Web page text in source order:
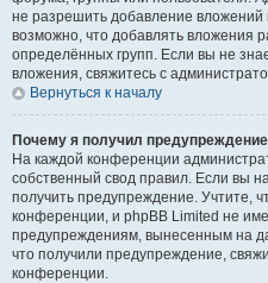
не разрешить добавление
возможно, что добавлять вложения
определённых групп. Если вы не
вложения, свяжитесь с
Вернуться к началу
Почему я получил
На каждой конференции
собственный свод правил. Если вы
получить предупреждение. Учтите,
конференции, и phpBB Limited не
предупреждениям, вынесенным на
что получили предупреждение,
конференции.